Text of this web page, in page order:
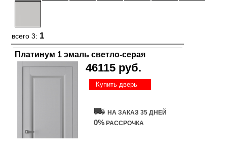
всего 3: 1
Платинум 1 эмаль светло-серая
46115 руб.
Купить дверь
НА ЗАКАЗ 35 ДНЕЙ
0% РАССРОЧКА